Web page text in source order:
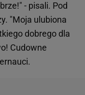
- pisali. Pod
"Moja ulubiona
dobrego dla
Cudowne